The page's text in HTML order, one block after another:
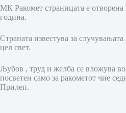
МК Ракомет страницата е
година.
Страната известува за
цел свет.
Љубов , труд и желба се вложува во
посветен само за ракометот чие
Прилеп.